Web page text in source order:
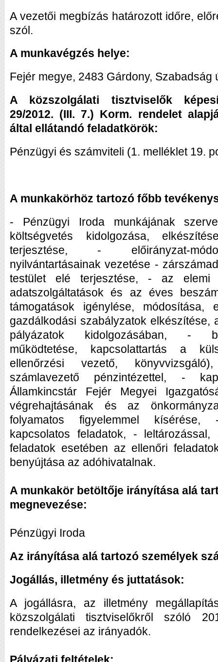
A vezetői megbízás határozott időre,
szól.
A munkavégzés helye:
Fejér megye, 2483 Gárdony, Szabadság
A közszolgálati tisztviselők
29/2012. (III. 7.) Korm. rendelet
által ellátandó feladatkörök:
Pénzügyi és számviteli (1. melléklet 19.
A munkakörhöz tartozó főbb
- Pénzügyi Iroda munkájának
költségvetés kidolgozása,
terjesztése, - előirányzat-
nyilvántartásainak vezetése -
testület elé terjesztése, - az elemi
adatszolgáltatások és az éves
támogatások igénylése, módosítása,
gazdálkodási szabályzatok elkészítése,
pályázatok kidolgozásában, -
működtetése, kapcsolattartás a
ellenőrzési vezető,
számlavezető pénzintézettel, -
Államkincstár Fejér Megyei
végrehajtásának és az
folyamatos figyelemmel kísérése,
kapcsolatos feladatok, - leltározással,
feladatok esetében az ellenőri
benyújtása az adóhivatalnak.
A munkakör betöltője irányítása alá
megnevezése:
Pénzügyi Iroda
Az irányítása alá tartozó személyek
Jogállás, illetmény és juttatások:
A jogállásra, az illetmény
közszolgálati tisztviselőkről szóló
rendelkezései az irányadók.
Pályázati feltételek: